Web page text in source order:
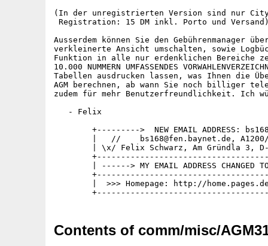
(In der unregistrierten Version sind nur
Registration: 15 DM inkl. Porto und
Ausserdem können Sie den Gebührenmanager
verkleinerte Ansicht umschalten, sowie
Funktion in alle nur erdenklichen Bereiche
10.000 NUMMERN UMFASSENDES
Tabellen ausdrucken lassen, was Ihnen die
AGM berechnen, ab wann Sie noch billiger
zudem für mehr Benutzerfreundlichkeit. Ich
   - Felix
+--------->  NEW EMAIL ADDRESS:
|   //    bs168@fen.baynet.de,
| \x/ Felix Schwarz, Am Gründla 3,
| ------> MY EMAIL ADDRESS CHANGED
|  >>> Homepage: http://
Contents of comm/misc/